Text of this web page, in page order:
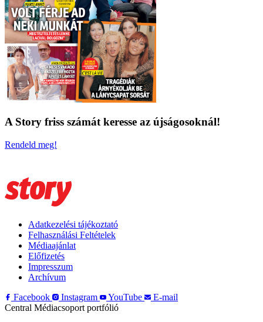
A Story friss számát keresse az újságosoknál!
Rendeld meg!
Adatkezelési tájékoztató
Felhasználási Feltételek
Médiaajánlat
Előfizetés
Impresszum
Archívum
Facebook
Instagram YouTube
E-mail
Central Médiacsoport portfólió